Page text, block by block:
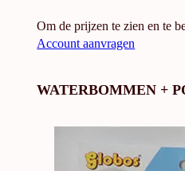
Om de prijzen te zien en te
Account aanvragen
WATERBOMMEN +